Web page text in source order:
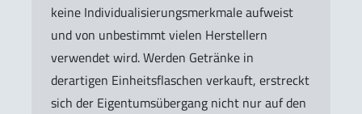
keine Individualisierungsmerkmale aufweist
und von unbestimmt vielen Herstellern
verwendet wird. Werden Getränke in
derartigen Einheitsflaschen verkauft, erstreckt
sich der Eigentumsübergang nicht nur auf den